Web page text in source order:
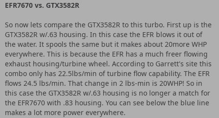
EFR7670 vs. GTX3582R
So now lets compare the GTX3582R to this turbo. First up is the
GTX3582R w/.63 housing. In this case the EFR blows it out of
the water. It spools the same but it makes about 20more WHP
everywhere. This is because the EFR has a much freer flowing
exhaust housing/turbine wheel. According to Garrett's site this
combo only has 22.5lbs/min of turbine flow capability. The EFR
flows 24.5 lbs/min. That change in 2 lbs-min is 20WHP! So in
this case the GTX3582R w/.63 housing is no longer a match for
the EFR7670 with .83 housing. You can see below the blue line
makes a lot more power everywhere.